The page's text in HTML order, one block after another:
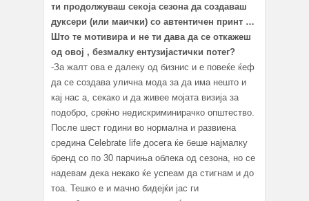
ти продолжуваш секоја сезона да создаваш
дуксери (или маички) со автентичен принт …
Што те мотивира и не ти дава да се откажеш
од овој , безмалку ентузијастички потег?
-За жалт ова е далеку од бизнис и е повеќе ќеф
да се создава улична мода за да има нешто и
кај нас а, секако и да живее мојата визија за
подобро, среќно недискриминирачко општество.
После шест години во нормална и развиена
средина Celebrate life досега ќе беше најмалку
бренд со по 30 парчиња облека од сезона, но се
надевам дека некако ќе успеам да стигнам и до
тоа. Тешко е и мачно бидејќи јас ги